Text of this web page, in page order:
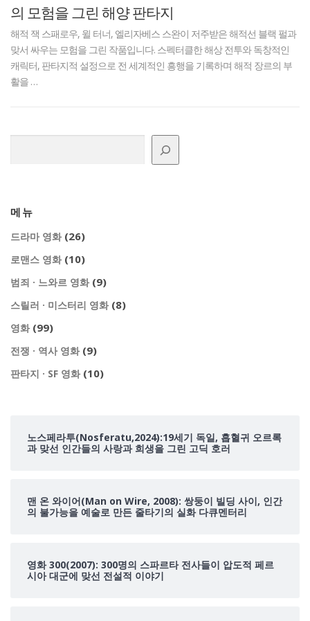
의 모험을 그린 해양 판타지
해적 잭 스패로우, 윌 터너, 엘리자베스 스완이 저주받은 해적선 블랙 펄과
맞서 싸우는 모험을 그린 작품입니다. 스펙터클한 해상 전투와 독창적인
캐릭터, 판타지적 설정으로 전 세계적인 흥행을 기록하며 해적 장르의 부
활을 …
메뉴
드라마 영화(26)
로맨스 영화(10)
범죄 · 느와르 영화(9)
스릴러 · 미스터리 영화(8)
영화(99)
전쟁 · 역사 영화(9)
판타지 · SF 영화(10)
노스페라투(Nosferatu,2024):19세기 독일, 흡혈귀 오르록
과 맞선 인간들의 사랑과 희생을 그린 고딕 호러
맨 온 와이어(Man on Wire, 2008): 쌍둥이 빌딩 사이, 인간
의 불가능을 예술로 만든 줄타기의 실화 다큐멘터리
영화 300(2007): 300명의 스파르타 전사들이 압도적 페르
시아 대군에 맞선 전설적 이야기